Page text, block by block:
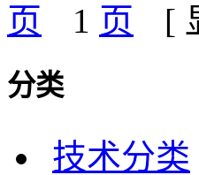
1 [
分类
技术分类